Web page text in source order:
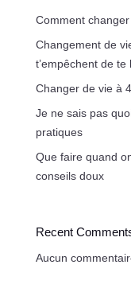
Comment
Changement de
t’empêchent de te
Changer de vie à
Je ne sais pas
pratiques
Que faire quand
conseils doux
Recent
Aucun